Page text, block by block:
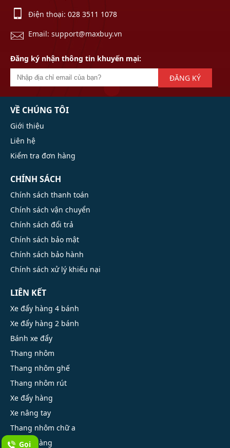
Điện thoại: 028 3511 1078
Email: support@maxbuy.vn
Đăng ký nhận thông tin khuyến mại:
ĐĂNG KÝ
VỀ CHÚNG TÔI
Giới thiệu
Liên hệ
Kiểm tra đơn hàng
CHÍNH SÁCH
Chính sách thanh toán
Chính sách vận chuyển
Chính sách đổi trả
Chính sách bảo mật
Chính sách bảo hành
Chính sách xử lý khiếu nại
LIÊN KẾT
Xe đẩy hàng 4 bánh
Xe đẩy hàng 2 bánh
Bánh xe đẩy
Thang nhôm
Thang nhôm ghế
Thang nhôm rút
Xe đẩy hàng
Xe nâng tay
Thang nhôm chữ a
Xe kéo hàng
Gọi